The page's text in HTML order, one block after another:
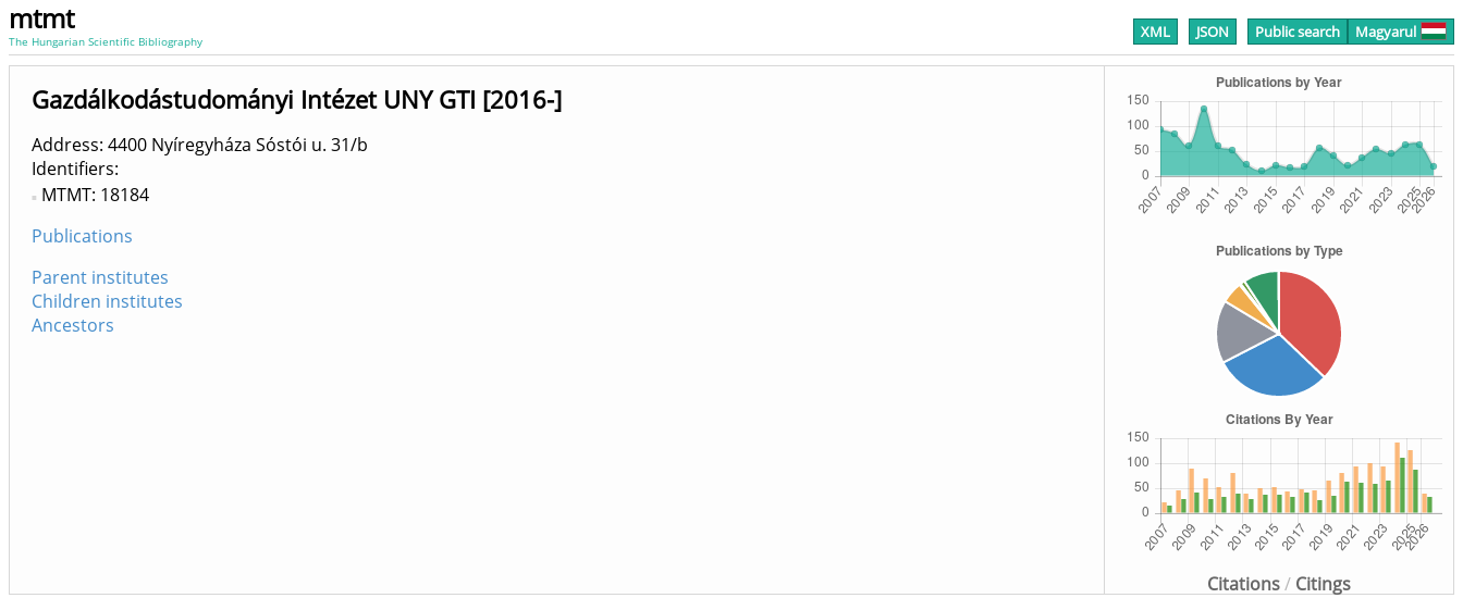
mtmt
The Hungarian Scientific Bibliography XML JSON Public search Magyarul
Citations/ Citings
Gazdálkodástudományi Intézet UNY GTI [2016-]
Address: 4400 Nyíregyháza Sóstói u. 31/b
Identifiers
MTMT: 18184
Publications
Parent institutes
Children institutes
Ancestors